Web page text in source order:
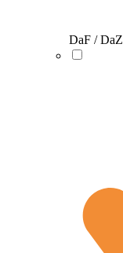
DaF / DaZ